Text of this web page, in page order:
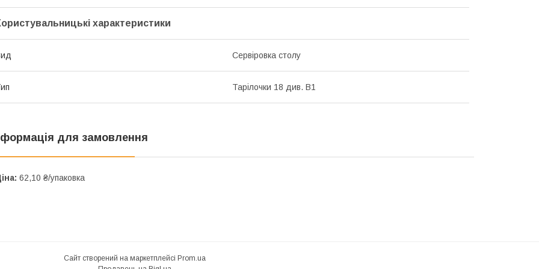
характеристики
Сервіровка столу
Тарілочки 18 див. В1
для замовлення
62,10 ₴/упаковка
Сайт створений на маркетплейсі Prom.ua